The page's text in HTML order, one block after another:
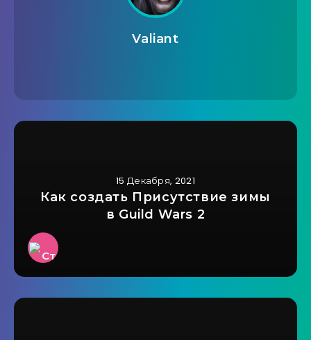
Valiant
15 Декабря, 2021
Как создать Присутствие зимы
в Guild Wars 2